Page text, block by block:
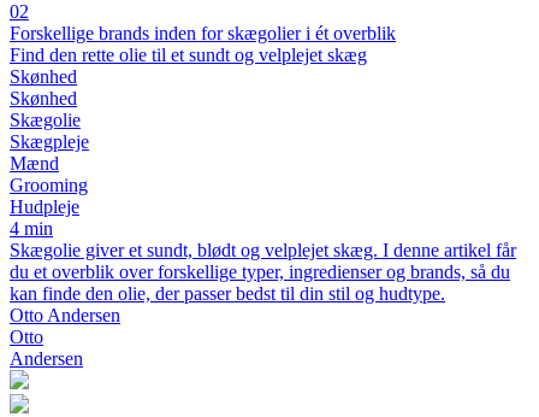
02
Forskellige brands inden for skægolier i ét overblik
Find den rette olie til et sundt og velplejet skæg
Skønhed
Skønhed
Skægolie
Skægpleje
Mænd
Grooming
Hudpleje
4 min
Skægolie giver et sundt, blødt og velplejet skæg. I denne artikel får
du et overblik over forskellige typer, ingredienser og brands, så du
kan finde den olie, der passer bedst til din stil og hudtype.
Otto Andersen
Otto
Andersen